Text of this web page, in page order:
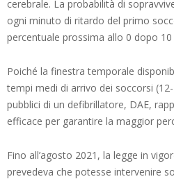
cerebrale. La probabilità di
ogni minuto di ritardo del primo
percentuale prossima allo 0 dopo 10
Poiché la finestra temporale
tempi medi di arrivo dei soccorsi
pubblici di un defibrillatore, DAE,
efficace per garantire la maggior
Fino all’agosto 2021, la legge in
prevedeva che potesse intervenire